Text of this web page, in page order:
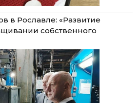
в Рославле: «Развитие
собственного